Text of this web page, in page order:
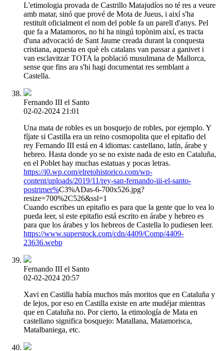
L'etimologia provada de Castrillo Matajudíos no té res a veure
amb matar, sinó que prové de Mota de Jueus, i així s'ha
restituït oficialment el nom del poble fa un parell d'anys. Pel
que fa a Matamoros, no hi ha ningú topònim així, es tracta
d'una advocació de Sant Jaume creada durant la conquesta
cristiana, aquesta en què els catalans van passar a ganivet i
van esclavitzar TOTA la població musulmana de Mallorca,
sense que fins ara s'hi hagi documentat res semblant a
Castella.
Fernando III el Santo
02-02-2024 21:01
Una mata de robles es un bosquejo de robles, por ejemplo. Y
fíjate si Castilla era un reino cosmopolita que el epitafio del
rey Fernando III está en 4 idiomas: castellano, latín, árabe y
hebreo. Hasta donde yo se no existe nada de esto en Cataluña,
en el Poblet hay muchas estatuas y pocas letras.
https://i0.wp.com/elretohistorico.com/wp-
content/uploads/2019/11/rey-san-fernando-iii-el-santo-
postrimer%C3%ADas-6-700x526.jpg?
resize=700%2C526&ssl=1
Cuando escribes un epitafio es para que la gente que lo vea lo
pueda leer, si este epitafio está escrito en árabe y hebreo es
para que los árabes y los hebreos de Castella lo pudiesen leer.
https://www.superstock.com/cdn/4409/Comp/4409-
23636.webp
Fernando III el Santo
02-02-2024 20:57
Xavi en Castilla había muchos más moritos que en Cataluña y
de lejos, por eso en Castilla existe en arte mudéjar mientras
que en Cataluña no. Por cierto, la etimología de Mata en
castellano significa bosquejo: Matallana, Matamorisca,
Matalbaniega, etc.